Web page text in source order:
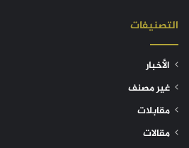
التصنيفات
الأخبار
غير مصنف
مقابلات
مقالات